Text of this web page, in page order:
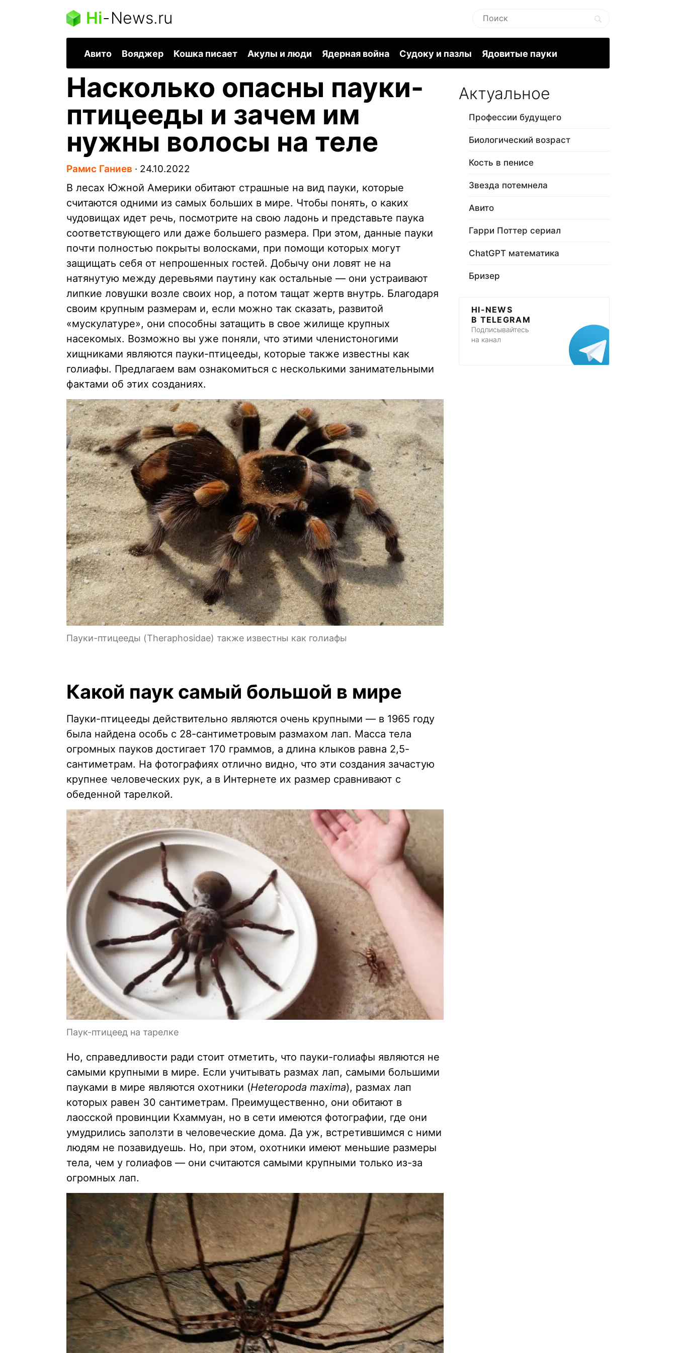
Hi-News.ru
Авито Вояджер Кошка писает Акулы и люди Ядерная война Судоку и пазлы Ядовитые пауки
Насколько опасны пауки-
птицееды и зачем им
нужны волосы на теле
Рамис Ганиев ∙ 24.10.2022
В лесах Южной Америки обитают страшные на вид пауки, которые
считаются одними из самых больших в мире. Чтобы понять, о каких
чудовищах идет речь, посмотрите на свою ладонь и представьте паука
соответствующего или даже большего размера. При этом, данные пауки
почти полностью покрыты волосками, при помощи которых могут
защищать себя от непрошенных гостей. Добычу они ловят не на
натянутую между деревьями паутину как остальные — они устраивают
липкие ловушки возле своих нор, а потом тащат жертв внутрь. Благодаря
своим крупным размерам и, если можно так сказать, развитой
«мускулатуре», они способны затащить в свое жилище крупных
насекомых. Возможно вы уже поняли, что этими членистоногими
хищниками являются пауки-птицееды, которые также известны как
голиафы. Предлагаем вам ознакомиться с несколькими занимательными
фактами об этих созданиях.
Пауки-птицееды (Theraphosidae) также известны как голиафы
Какой паук самый большой в мире
Пауки-птицееды действительно являются очень крупными — в 1965 году
была найдена особь с 28-сантиметровым размахом лап. Масса тела
огромных пауков достигает 170 граммов, а длина клыков равна 2,5-
сантиметрам. На фотографиях отлично видно, что эти создания зачастую
крупнее человеческих рук, а в Интернете их размер сравнивают с
обеденной тарелкой.
Паук-птицеед на тарелке
Но, справедливости ради стоит отметить, что пауки-голиафы являются не
самыми крупными в мире. Если учитывать размах лап, самыми большими
пауками в мире являются охотники (Heteropoda maxima), размах лап
которых равен 30 сантиметрам. Преимущественно, они обитают в
лаосской провинции Кхаммуан, но в сети имеются фотографии, где они
умудрились заползти в человеческие дома. Да уж, встретившимся с ними
людям не позавидуешь. Но, при этом, охотники имеют меньшие размеры
тела, чем у голиафов — они считаются самыми крупными только из-за
огромных лап.
Актуальное
Профессии будущего
Биологический возраст
Кость в пенисе
Звезда потемнела
Авито
Гарри Поттер сериал
ChatGPT математика
Бризер
HI-NEWS
В TELEGRAM
Подписывайтесь
на канал